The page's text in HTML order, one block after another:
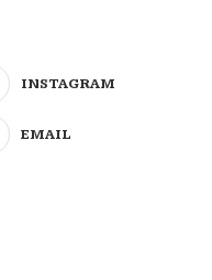
INSTAGRAM
EMAIL